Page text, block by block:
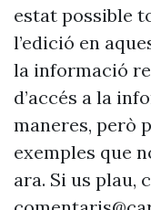
estat possible
l’edició en
la informació
d’accés a la
maneres, però
exemples que
ara. Si us plau,